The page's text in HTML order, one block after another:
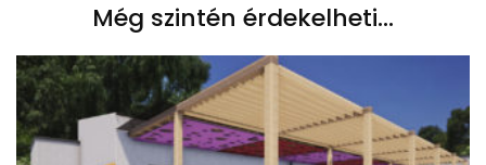
Még szintén érdekelheti...